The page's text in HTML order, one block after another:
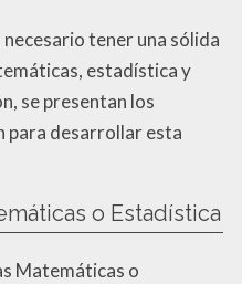
tener una sólida
estadística y
se presentan los
para desarrollar esta
o Estadística
Matemáticas o